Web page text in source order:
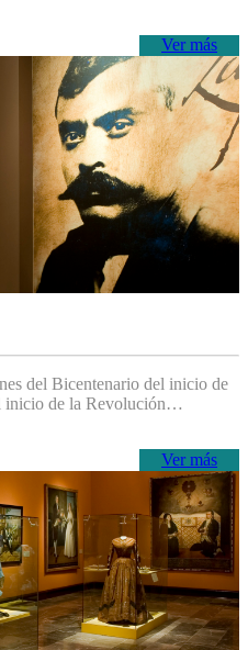
Ver más
del Bicentenario del inicio de
inicio de la Revolución…
Ver más